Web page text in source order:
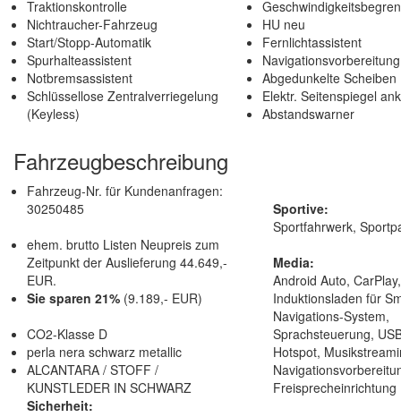
Traktionskontrolle
Nichtraucher-Fahrzeug
Start/Stopp-Automatik
Spurhalteassistent
Notbremsassistent
Schlüssellose Zentralverriegelung
(Keyless)
HU neu
Fernlichtassistent
Navigationsvorbereitung
Abgedunkelte Scheiben
Elektr. Seitenspiegel
Abstandswarner
Fahrzeugbeschreibung
Fahrzeug-Nr. für Kundenanfragen:
30250485
ehem. brutto Listen Neupreis zum
Zeitpunkt der Auslieferung 44.649,-
EUR.
Sie sparen 21% (9.189,- EUR)
CO2-Klasse D
perla nera schwarz metallic
ALCANTARA / STOFF /
KUNSTLEDER IN SCHWARZ
Sicherheit:
Sportive:
Sportfahrwerk,
Media:
Android Auto,
Induktionsladen für
Navigations-System,
Sprachsteuerung,
Hotspot,
Freisprecheinrichtung